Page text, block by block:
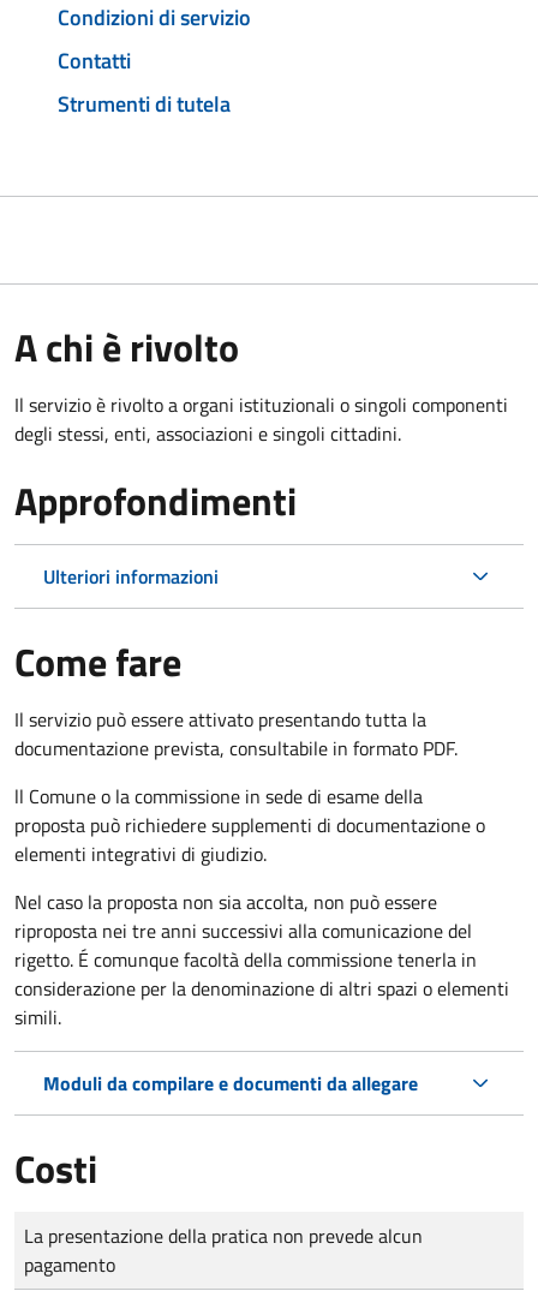
Condizioni di servizio
Contatti
Strumenti di tutela
A chi è rivolto
Il servizio è rivolto a organi istituzionali o singoli componenti
degli stessi, enti, associazioni e singoli cittadini.
Approfondimenti
Ulteriori informazioni
Come fare
Il servizio può essere attivato presentando tutta la
documentazione prevista, consultabile in formato PDF.
ll Comune o la commissione in sede di esame della
proposta può richiedere supplementi di documentazione o
elementi integrativi di giudizio.
Nel caso la proposta non sia accolta, non può essere
riproposta nei tre anni successivi alla comunicazione del
rigetto. É comunque facoltà della commissione tenerla in
considerazione per la denominazione di altri spazi o elementi
simili.
Moduli da compilare e documenti da allegare
Costi
Tipo di pagamento
Importo
La presentazione della pratica non prevede alcun
pagamento